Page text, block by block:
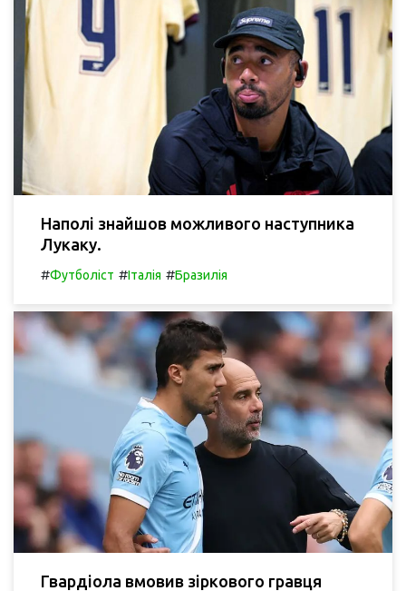
Наполі знайшов можливого наступника
Лукаку.
#Футболіст #Італія #Бразилія
Гвардіола вмовив зіркового гравця